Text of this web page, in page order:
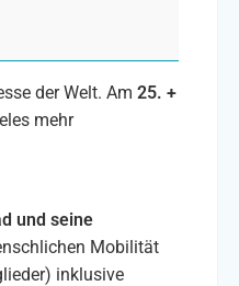
der Welt. Am 25. +
mehr
und seine
Mobilität
inklusive